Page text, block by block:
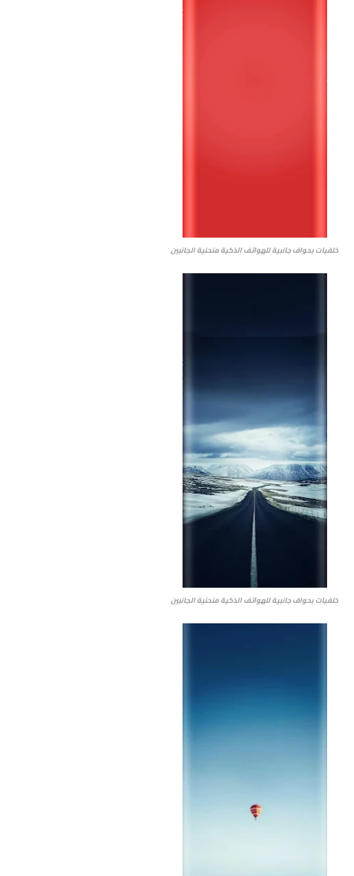
خلفيات بحواف جانبية للهواتف الذكية منحنية الجانبين
خلفيات بحواف جانبية للهواتف الذكية منحنية الجانبين